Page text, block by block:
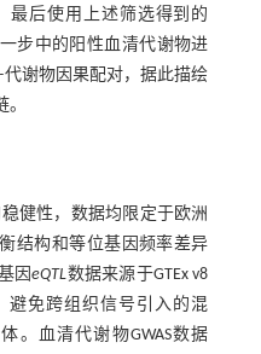
最后使用上述筛选得到的
步中的阳性血清代谢物进
代谢物因果配对，据此描绘
健性，数据均限定于欧洲
结构和等位基因频率差异
因eQTL数据来源于GTEx v8
避免跨组织信号引入的混
。血清代谢物GWAS数据